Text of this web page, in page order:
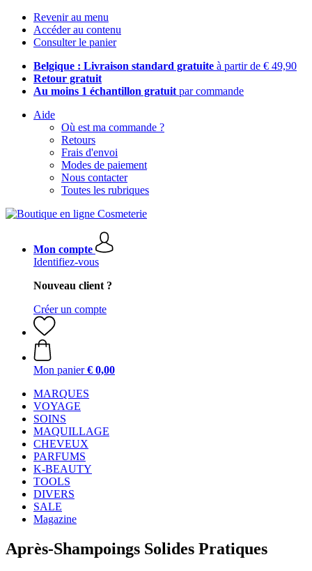
Revenir au menu
Accéder au contenu
Consulter le panier
Belgique : Livraison standard gratuite à partir de € 49,90
Retour gratuit
Au moins 1 échantillon gratuit par commande
Aide
Où est ma commande ?
Retours
Frais d'envoi
Modes de paiement
Nous contacter
Toutes les rubriques
Mon compte
Identifiez-vous
Nouveau client ?
Créer un compte
Mon panier € 0,00
MARQUES
VOYAGE
SOINS
MAQUILLAGE
CHEVEUX
PARFUMS
K-BEAUTY
TOOLS
DIVERS
SALE
Magazine
Après-Shampoings Solides Pratiques